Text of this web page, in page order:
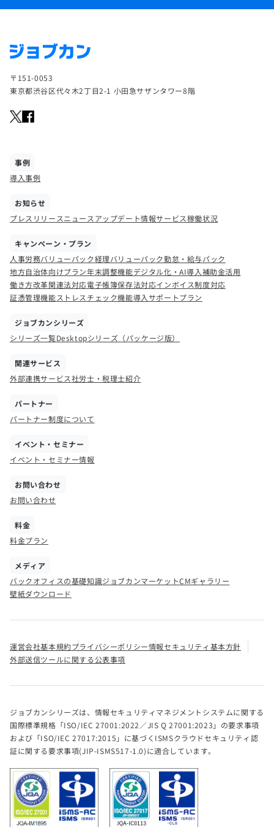
〒151-0053
東京都渋谷区代々木2丁目2-1 小田急サザンタワー8階
事例
導入事例
お知らせ
プレスリリースニュース アップデート情報サービス稼働状況
キャンペーン・プラン
人事労務バリューパック経理バリューパック勤怠・給与パック
地方自治体向けプラン年末調整機能デジタル化・AI導入補助金活用
働き方改革関連法対応電子帳簿保存法対応インボイス制度対応
証憑管理機能ストレスチェック機能導入サポートプラン
ジョブカンシリーズ
シリーズ一覧Desktopシリーズ（パッケージ版）
関連サービス
外部連携サービス社労士・税理士紹介
パートナー
パートナー制度について
イベント・セミナー
イベント・セミナー情報
お問い合わせ
お問い合わせ
料金
料金プラン
メディア
バックオフィスの基礎知識ジョブカンマーケットCMギャラリー
壁紙ダウンロード
運営会社基本規約プライバシーポリシー情報セキュリティ基本方針
外部送信ツールに関する公表事項
ジョブカンシリーズは、情報セキュリティマネジメントシステムに関する
国際標準規格「ISO/IEC 27001:2022／JIS Q 27001:2023」の要求事項
および「ISO/IEC 27017:2015」に基づくISMSクラウドセキュリティ認
証に関する要求事項(JIP-ISMS517-1.0)に適合しています。